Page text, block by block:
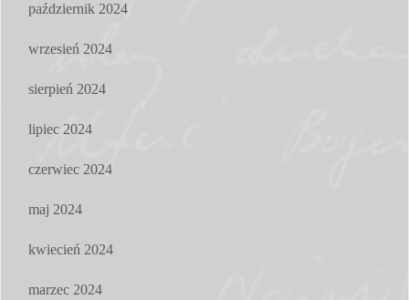
październik 2024
wrzesień 2024
sierpień 2024
lipiec 2024
czerwiec 2024
maj 2024
kwiecień 2024
marzec 2024